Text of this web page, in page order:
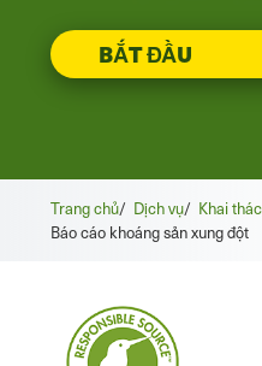
BẮT ĐẦU
Trang chủ/ Dịch vụ/ Khai
Báo cáo khoáng sản xung đột